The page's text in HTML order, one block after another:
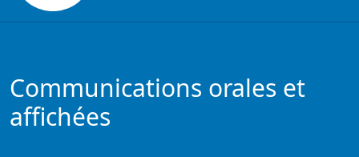
Communications orales et
affichées